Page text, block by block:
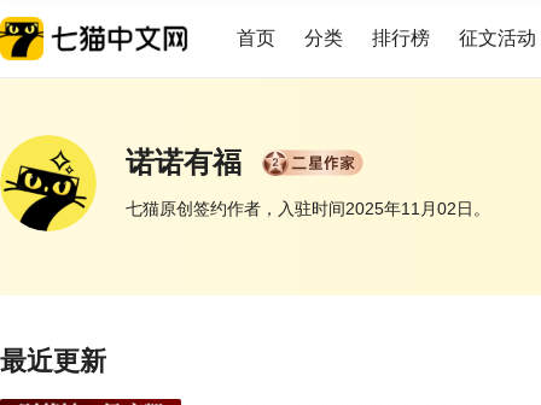
首页 分类 排行榜 征文活动
诺诺有福
七猫原创签约作者，入驻时间2025年11月02日。
最近更新